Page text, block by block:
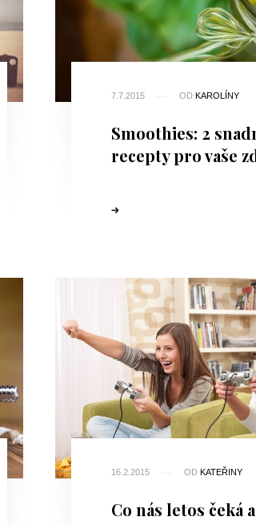
7.7.2015 OD KAROLÍNY
Smoothies: 2
recepty pro vaše
16.2.2015 OD KATEŘINY
Co nás letos čeká a